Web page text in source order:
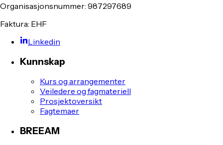
Organisasjonsnummer: 987297689
Faktura: EHF
Linkedin
Kunnskap
Kurs og arrangementer
Veiledere og fagmateriell
Prosjektoversikt
Fagtemaer
BREEAM